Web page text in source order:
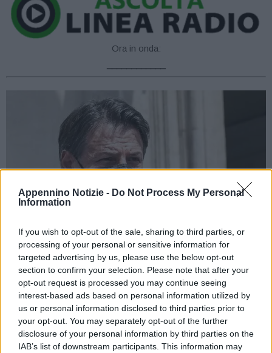
Appennino Notizie - Do Not Process My Personal
Information
If you wish to opt-out of the sale, sharing to third parties, or
processing of your personal or sensitive information for
targeted advertising by us, please use the below opt-out
section to confirm your selection. Please note that after your
opt-out request is processed you may continue seeing
interest-based ads based on personal information utilized by
us or personal information disclosed to third parties prior to
your opt-out. You may separately opt-out of the further
disclosure of your personal information by third parties on the
IAB’s list of downstream participants. This information may
Ora in onda:
ROMA (ITALPRESS) – “Mai pensato a causare una crisi di
governo”. Lo dice l’ex premier Giuseppe Conte in un’intervista al
quotidiano La Stampa. Sulla fiducia alla riforma della Giustizia
Conte assicura: “Nel nuovo corso del M5S la presenza compatta